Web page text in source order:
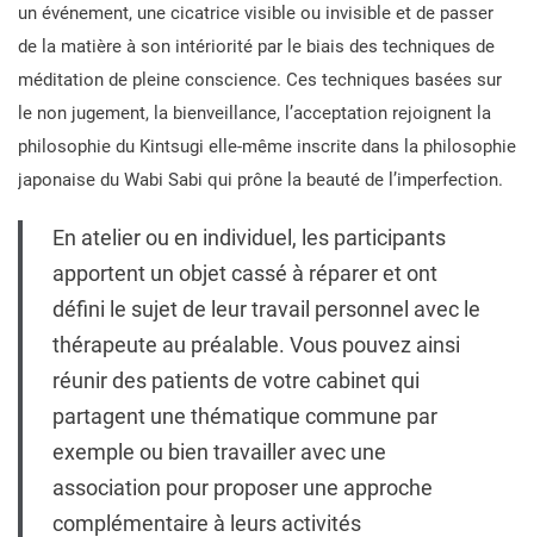
un événement, une cicatrice visible ou invisible et de passer
de la matière à son intériorité par le biais des techniques de
méditation de pleine conscience. Ces techniques basées sur
le non jugement, la bienveillance, l’acceptation rejoignent la
philosophie du Kintsugi elle-même inscrite dans la philosophie
japonaise du Wabi Sabi qui prône la beauté de l’imperfection.
En atelier ou en individuel, les participants
apportent un objet cassé à réparer et ont
défini le sujet de leur travail personnel avec le
thérapeute au préalable. Vous pouvez ainsi
réunir des patients de votre cabinet qui
partagent une thématique commune par
exemple ou bien travailler avec une
association pour proposer une approche
complémentaire à leurs activités